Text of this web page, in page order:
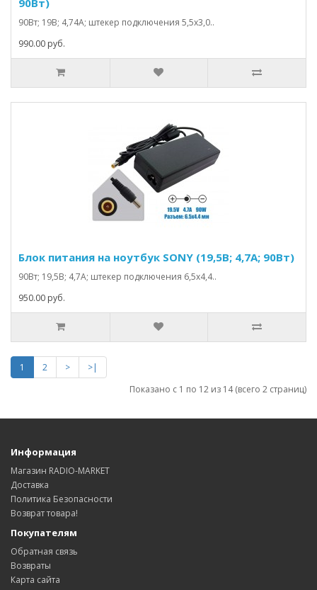
90Вт)
90Вт; 19В; 4,74А; штекер подключения 5,5х3,0..
990.00 руб.
Блок питания на ноутбук SONY (19,5В; 4,7А; 90Вт)
90Вт; 19,5В; 4,7А; штекер подключения 6,5х4,4..
950.00 руб.
1 2 >
>|
Показано с 1 по 12 из 14 (всего 2 страниц)
Информация
Магазин RADIO-MARKET
Доставка
Политика Безопасности
Возврат товара!
Покупателям
Обратная связь
Возвраты
Карта сайта